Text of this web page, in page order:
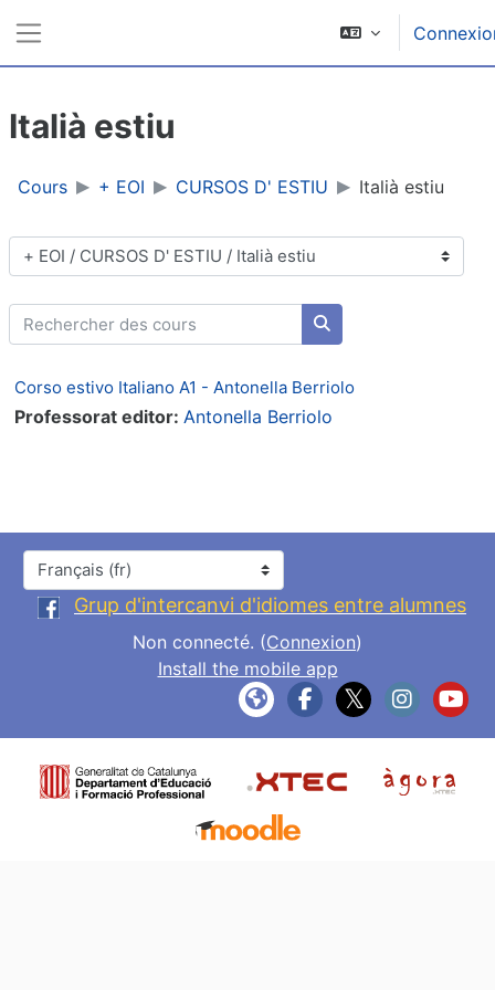
Italià estiu
Cours + EOI CURSOS D' ESTIU Italià estiu
Catégories de cours
Rechercher des cours
Rechercher des cours
Corso estivo Italiano A1 - Antonella Berriolo
Professorat editor: Antonella Berriolo
Langue
Grup d'intercanvi d'idiomes entre alumnes
Non connecté. (Connexion)
Install the mobile app